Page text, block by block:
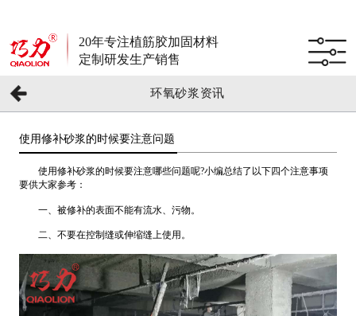
20年专注植筋胶加固材料
定制研发生产销售
环氧砂浆资讯
使用修补砂浆的时候要注意问题
使用修补砂浆的时候要注意哪些问题呢?小编总结了以下四个注意事项
要供大家参考：
一、被修补的表面不能有流水、污物。
二、不要在控制缝或伸缩缝上使用。